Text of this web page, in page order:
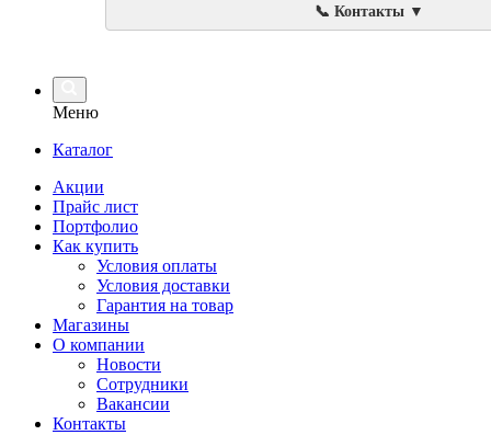
📞 Контакты ▼
Меню
Каталог
Акции
Прайс лист
Портфолио
Как купить
Условия оплаты
Условия доставки
Гарантия на товар
Магазины
О компании
Новости
Сотрудники
Вакансии
Контакты